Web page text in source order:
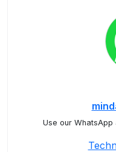
Use our